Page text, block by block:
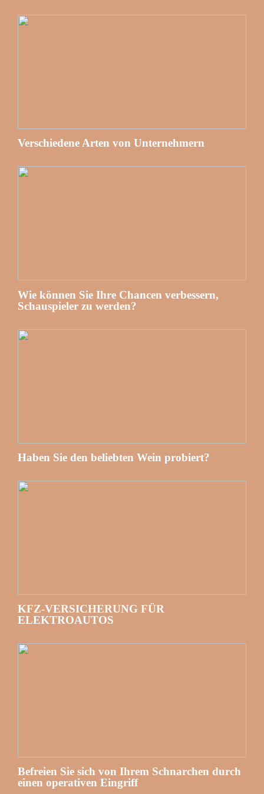
Verschiedene Arten von Unternehmern
Wie können Sie Ihre Chancen verbessern,
Schauspieler zu werden?
Haben Sie den beliebten Wein probiert?
KFZ-VERSICHERUNG FÜR
ELEKTROAUTOS
Befreien Sie sich von Ihrem Schnarchen durch
einen operativen Eingriff